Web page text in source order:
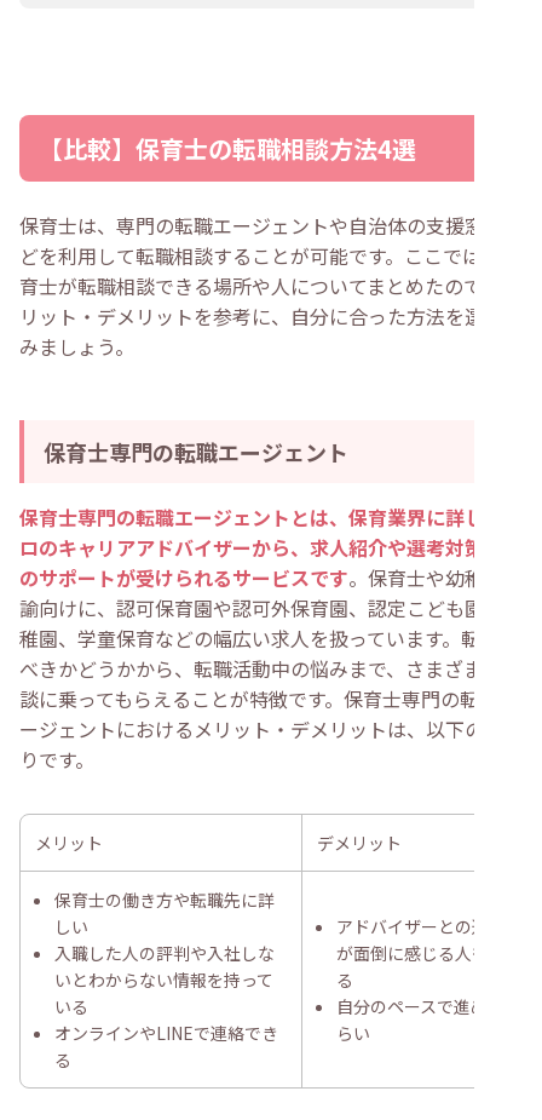
安
・履歴書や職務経歴書の書き方が分からない
・転職先の人間関係に悩まないか心配
・結婚や出産後も働き続けられる職場を見つけたい
・保育士資格を活かして保育園以外で働きたい
保育士の転職相談に関してよくある質問
・ 転職相談サービスを利用したら絶対に転職先を決めな
いとダメ？
【比較】保育士の転職相談方法4選
保育士は、専門の転職エージェントや自治体の支援窓口な
どを利用して転職相談することが可能です。ここでは、保
育士が転職相談できる場所や人についてまとめたので、メ
リット・デメリットを参考に、自分に合った方法を選んで
みましょう。
保育士専門の転職エージェント
保育士専門の転職エージェントとは、保育業界に詳しいプ
ロのキャリアアドバイザーから、求人紹介や選考対策など
のサポートが受けられるサービスです。保育士や幼稚園教
諭向けに、認可保育園や認可外保育園、認定こども園、幼
稚園、学童保育などの幅広い求人を扱っています。転職す
べきかどうかから、転職活動中の悩みまで、さまざまな相
談に乗ってもらえることが特徴です。保育士専門の転職エ
ージェントにおけるメリット・デメリットは、以下のとお
りです。
メリット デメリット
保育士の働き方や転職先に詳
しい
入職した人の評判や入社しな
いとわからない情報を持って
いる
オンラインやLINEで連絡でき
る
アドバイザーとの連絡
が面倒に感じる人もい
る
自分のペースで進めづ
らい